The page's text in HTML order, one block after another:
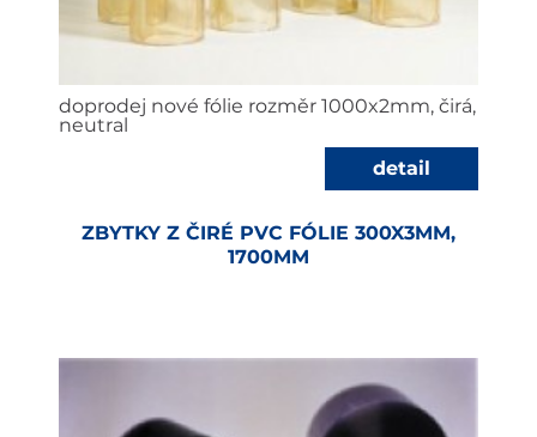
doprodej nové fólie rozměr 1000x2mm, čirá,
neutral
detail
ZBYTKY Z ČIRÉ PVC FÓLIE 300X3MM,
1700MM